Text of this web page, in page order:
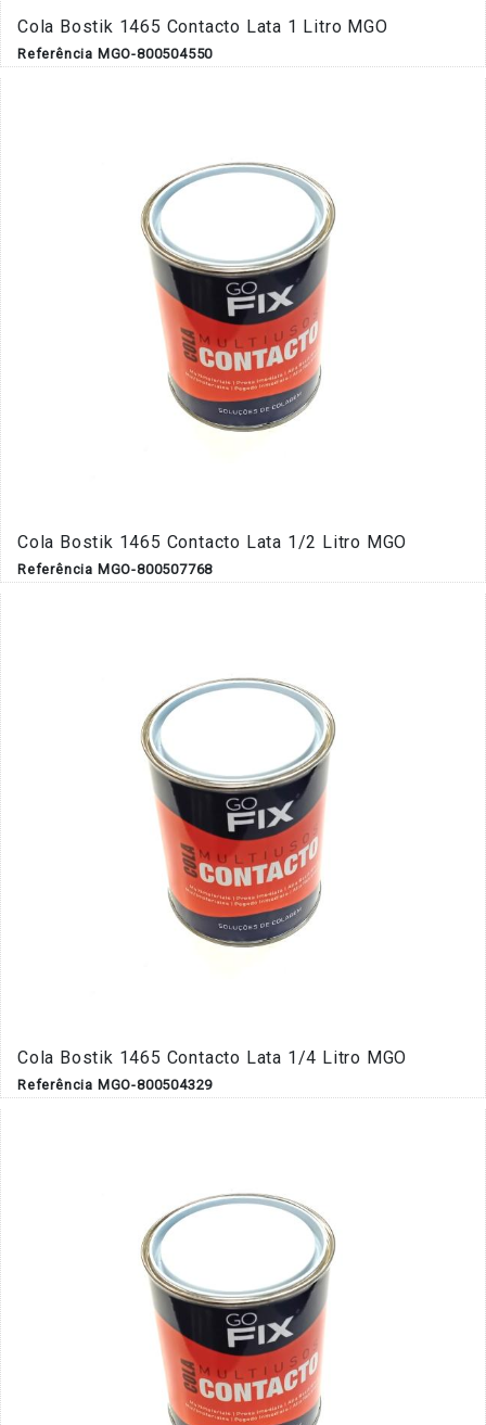
Cola Bostik 1465 Contacto Lata 1 Litro MGO
Referência MGO-800504550
Cola Bostik 1465 Contacto Lata 1/2 Litro MGO
Referência MGO-800507768
Cola Bostik 1465 Contacto Lata 1/4 Litro MGO
Referência MGO-800504329